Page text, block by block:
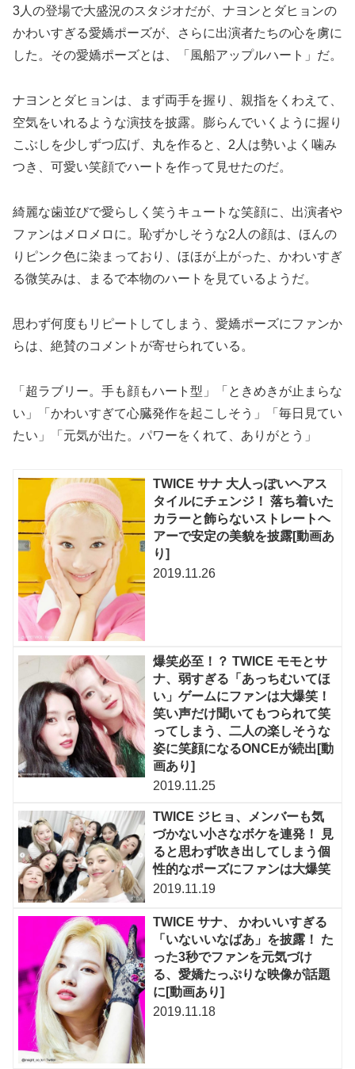
3人の登場で大盛況のスタジオだが、ナヨンとダヒョンの
かわいすぎる愛嬌ポーズが、さらに出演者たちの心を虜に
した。その愛嬌ポーズとは、「風船アップルハート」だ。
ナヨンとダヒョンは、まず両手を握り、親指をくわえて、
空気をいれるような演技を披露。膨らんでいくように握り
こぶしを少しずつ広げ、丸を作ると、2人は勢いよく噛み
つき、可愛い笑顔でハートを作って見せたのだ。
綺麗な歯並びで愛らしく笑うキュートな笑顔に、出演者や
ファンはメロメロに。恥ずかしそうな2人の顔は、ほんの
りピンク色に染まっており、ほほが上がった、かわいすぎ
る微笑みは、まるで本物のハートを見ているようだ。
思わず何度もリピートしてしまう、愛嬌ポーズにファンか
らは、絶賛のコメントが寄せられている。
「超ラブリー。手も顔もハート型」「ときめきが止まらな
い」「かわいすぎて心臓発作を起こしそう」「毎日見てい
たい」「元気が出た。パワーをくれて、ありがとう」
TWICE サナ 大人っぽいヘアス
タイルにチェンジ！ 落ち着いた
カラーと飾らないストレートヘ
アーで安定の美貌を披露[動画あ
り]
2019.11.26
爆笑必至！？ TWICE モモとサ
ナ、弱すぎる「あっちむいてほ
い」ゲームにファンは大爆笑！
笑い声だけ聞いてもつられて笑
ってしまう、二人の楽しそうな
姿に笑顔になるONCEが続出[動
画あり]
2019.11.25
TWICE ジヒョ、メンバーも気
づかない小さなボケを連発！ 見
ると思わず吹き出してしまう個
性的なポーズにファンは大爆笑
2019.11.19
TWICE サナ、 かわいいすぎる
「いないいなばあ」を披露！ た
った3秒でファンを元気づけ
る、愛嬌たっぷりな映像が話題
に[動画あり]
2019.11.18